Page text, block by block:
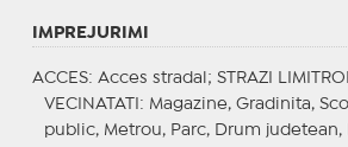
IMPREJURIMI
ACCES: Acces stradal; STRAZI
VECINATATI : Magazine, Gradinita,
public, Metrou, Parc, Drum